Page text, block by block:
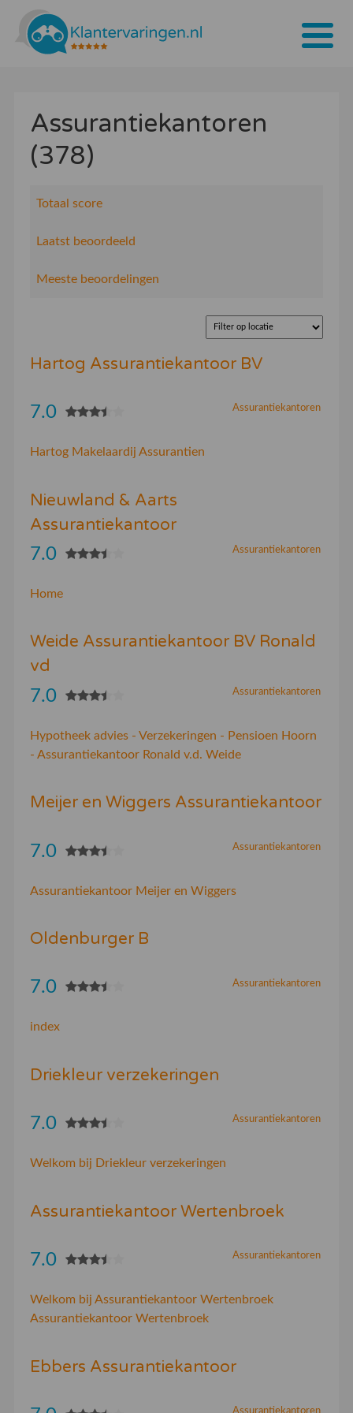
Tarieven
Bedrijven
Assurantiekantoren
(378)
Totaal score
Laatst beoordeeld
Meeste beoordelingen
Hartog Assurantiekantoor BV
Assurantiekantoren
7.0
Hartog Makelaardij Assurantien
Nieuwland & Aarts
Assurantiekantoor
Assurantiekantoren
7.0
Home
Weide Assurantiekantoor BV Ronald
vd
Assurantiekantoren
7.0
Hypotheek advies - Verzekeringen - Pensioen Hoorn
- Assurantiekantoor Ronald v.d. Weide
Meijer en Wiggers Assurantiekantoor
Assurantiekantoren
7.0
Assurantiekantoor Meijer en Wiggers
Oldenburger B
Assurantiekantoren
7.0
index
Driekleur verzekeringen
Assurantiekantoren
7.0
Welkom bij Driekleur verzekeringen
Assurantiekantoor Wertenbroek
Assurantiekantoren
7.0
Welkom bij Assurantiekantoor Wertenbroek
Assurantiekantoor Wertenbroek
Ebbers Assurantiekantoor
Assurantiekantoren